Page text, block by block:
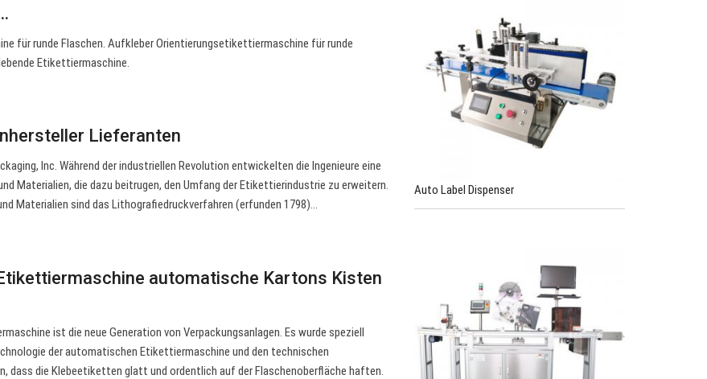
für runde Flaschen. Aufkleber Orientierungsetikettiermaschine für runde
Etikettiermaschine.
Lieferanten
Inc. Während der industriellen Revolution entwickelten die Ingenieure eine
Materialien, die dazu beitrugen, den Umfang der Etikettierindustrie zu erweitern.
Materialien sind das Lithografiedruckverfahren (erfunden 1798)…
automatische Kartons Kisten
ist die neue Generation von Verpackungsanlagen. Es wurde speziell
der automatischen Etikettiermaschine und den technischen
dass die Klebeetiketten glatt und ordentlich auf der Flaschenoberfläche haften.
Auto Label Dispenser